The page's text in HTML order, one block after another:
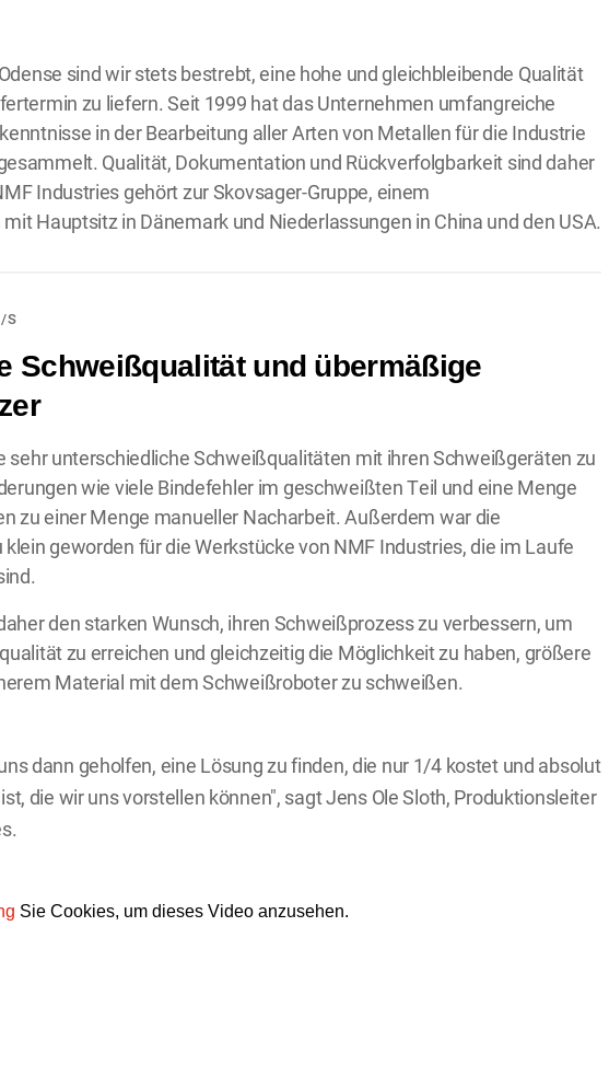
sind wir stets bestrebt, eine hohe und gleichbleibende Qualität
zu liefern. Seit 1999 hat das Unternehmen umfangreiche
in der Bearbeitung aller Arten von Metallen für die Industrie
Qualität, Dokumentation und Rückverfolgbarkeit sind daher
Industries gehört zur Skovsager-Gruppe, einem
Hauptsitz in Dänemark und Niederlassungen in China und den USA.
S
Schweißqualität und übermäßige
sehr unterschiedliche Schweißqualitäten mit ihren Schweißgeräten zu
wie viele Bindefehler im geschweißten Teil und eine Menge
zu einer Menge manueller Nacharbeit. Außerdem war die
geworden für die Werkstücke von NMF Industries, die im Laufe
den starken Wunsch, ihren Schweißprozess zu verbessern, um
zu erreichen und gleichzeitig die Möglichkeit zu haben, größere
Material mit dem Schweißroboter zu schweißen.
dann geholfen, eine Lösung zu finden, die nur 1/4 kostet und absolut
die wir uns vorstellen können", sagt Jens Ole Sloth, Produktionsleiter
Sie Cookies, um dieses Video anzusehen.